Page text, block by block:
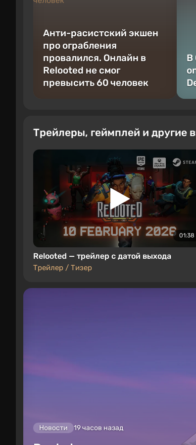
Анти-расистский экшен
про ограбления
провалился. Онлайн в
Relooted не смог
превысить 60 человек
В
Трейлеры, геймплей и другие
01:38
Relooted — трейлер с датой выхода
Трейлер / Тизер
Новости 19 часов назад